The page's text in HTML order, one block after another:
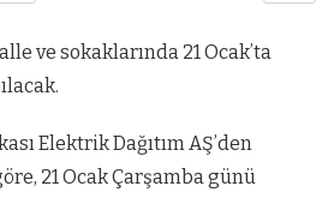
ve sokaklarında 21 Ocak’ta
Elektrik Dağıtım AŞ’den
21 Ocak Çarşamba günü